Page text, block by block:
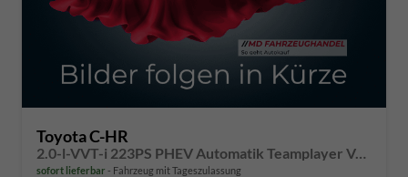
Toyota C-HR
2.0-l-VVT-i 223PS PHEV Automatik Teamplayer Voll-LED elektr. Heckklappe Sitzheizung Lenkradheizung Klimaautomatik Navi Bluetooth wireless Apple CarPlay + Android Auto ACC PDC v+h Rückf.Kamera 18"LM vollelektr. Reichweite 66KM
sofort lieferbar Fahrzeug mit Tageszulassung